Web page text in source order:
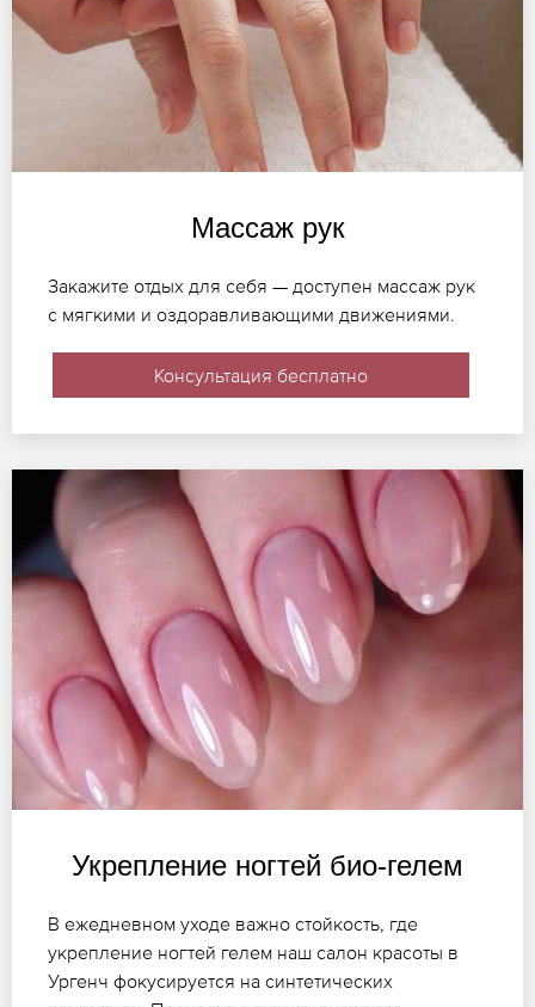
Массаж рук
Закажите отдых для себя — доступен массаж рук
с мягкими и оздоравливающими движениями.
Консультация бесплатно
Укрепление ногтей био-гелем
В ежедневном уходе важно стойкость, где
укрепление ногтей гелем наш салон красоты в
Ургенч фокусируется на синтетических